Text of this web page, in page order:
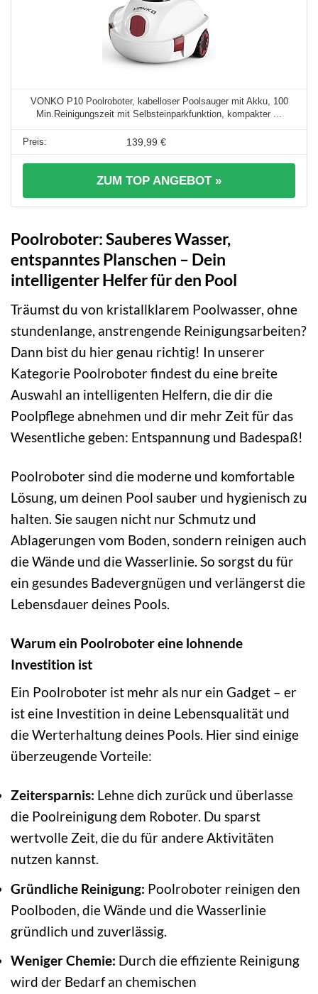
VONKO P10 Poolroboter, kabelloser Poolsauger mit Akku, 100
Min.Reinigungszeit mit Selbsteinparkfunktion, kompakter ...
139,99 €
ZUM TOP ANGEBOT »
Poolroboter: Sauberes Wasser,
entspanntes Planschen – Dein
intelligenter Helfer für den Pool
Träumst du von kristallklarem Poolwasser, ohne
stundenlange, anstrengende Reinigungsarbeiten?
Dann bist du hier genau richtig! In unserer
Kategorie Poolroboter findest du eine breite
Auswahl an intelligenten Helfern, die dir die
Poolpflege abnehmen und dir mehr Zeit für das
Wesentliche geben: Entspannung und Badespaß!
Poolroboter sind die moderne und komfortable
Lösung, um deinen Pool sauber und hygienisch zu
halten. Sie saugen nicht nur Schmutz und
Ablagerungen vom Boden, sondern reinigen auch
die Wände und die Wasserlinie. So sorgst du für
ein gesundes Badevergnügen und verlängerst die
Lebensdauer deines Pools.
Warum ein Poolroboter eine lohnende
Investition ist
Ein Poolroboter ist mehr als nur ein Gadget – er
ist eine Investition in deine Lebensqualität und
die Werterhaltung deines Pools. Hier sind einige
überzeugende Vorteile:
Zeitersparnis: Lehne dich zurück und überlasse
die Poolreinigung dem Roboter. Du sparst
wertvolle Zeit, die du für andere Aktivitäten
nutzen kannst.
Gründliche Reinigung: Poolroboter reinigen den
Poolboden, die Wände und die Wasserlinie
gründlich und zuverlässig.
Weniger Chemie: Durch die effiziente Reinigung
wird der Bedarf an chemischen